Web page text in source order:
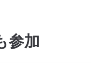
参加